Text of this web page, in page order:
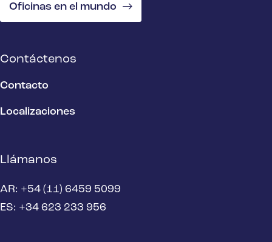
Oficinas en el mundo
Contáctenos
Contacto
Localizaciones
Llámanos
AR: +54 (11) 6459 5099
ES: +34 623 233 956